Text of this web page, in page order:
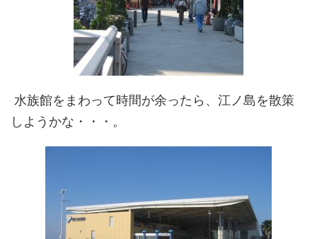
水族館をまわって時間が余ったら、江ノ島を散策
しようかな・・・。